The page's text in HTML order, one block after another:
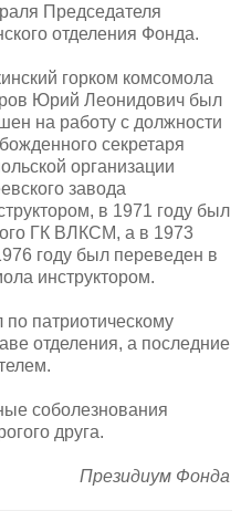
Председателя
отделения Фонда.
горком комсомола
Юрий Леонидович был
на работу с должности
секретаря
организации
завода
в 1971 году был
ГК ВЛКСМ, а в 1973
году был переведен в
инструктором.
патриотическому
отделения, а последние
соболезнования
друга.
Президиум Фонда